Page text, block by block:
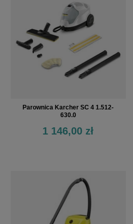
Parownica Karcher SC 4 1.512-
630.0
1 146,00 zł